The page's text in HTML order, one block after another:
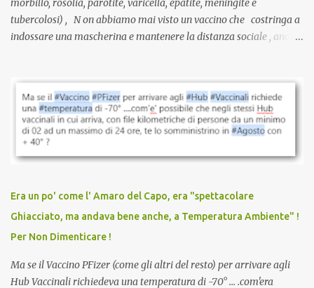
morbillo, rosolia, parotite, varicella, epatite, meningite e
tubercolosi) , N on abbiamo mai visto un vaccino che costringa a
indossare una mascherina e mantenere la distanza sociale , anche
vaccinazione. Non avevamo mai sentito parlare di ricompense,
sconti, incentivi per vaccinarsi. Non avevamo mai visto
discriminazioni per coloro che non l’hanno fatto. Se non sei stato
vaccinato, nessuno aveva prima cercato di farti sentire una
persona cattiva. Non avevamo mai visto un vaccino che minacci le
vaccino usato per minacciare i mezzi di sussistenza, il lavoro o la
scuola. Non avevamo mai visto un vaccino che permettesse a un
dodicenne di ignorare il consenso dei genitori. Dopo tutti i vaccini
che abbiamo elencato sopra...
Era un po' come l' Amaro del Capo, era "spettacolare
Ghiacciato, ma andava bene anche, a Temperatura Ambiente" !
Per Non Dimenticare !
Ma se il Vaccino PFizer (come gli altri del resto) per arrivare agli
Hub Vaccinali richiedeva una temperatura di -70° ... .com'era